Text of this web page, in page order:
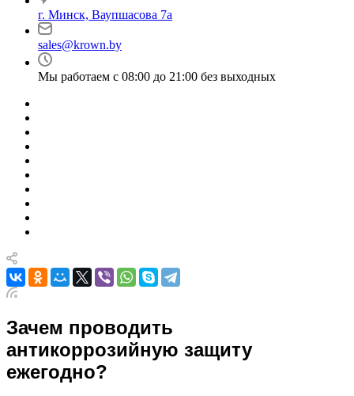
г. Минск, Ваупшасова 7а
sales@krown.by
Мы работаем с 08:00 до 21:00 без выходных
Зачем проводить
антикоррозийную защиту
ежегодно?